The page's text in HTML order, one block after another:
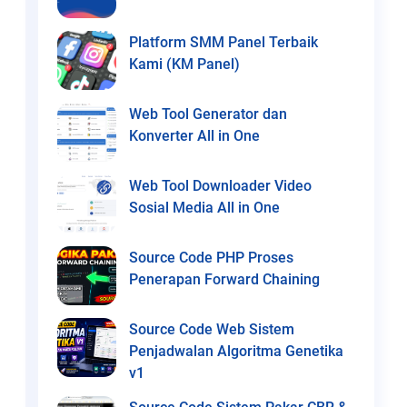
Platform SMM Panel Terbaik
Kami (KM Panel)
Web Tool Generator dan
Konverter All in One
Web Tool Downloader Video
Sosial Media All in One
Source Code PHP Proses
Penerapan Forward Chaining
Source Code Web Sistem
Penjadwalan Algoritma Genetika
v1